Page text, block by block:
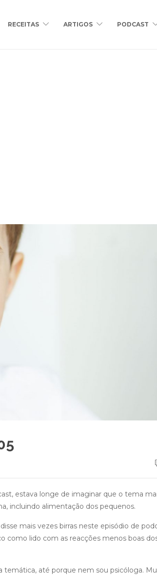
RECEITAS ARTIGOS PODCAST
estava longe de imaginar que o tema
incluindo alimentação dos pequenos.
mais vezes birras neste episódio de
como lido com as reacções menos boas
temática, até porque nem sou psicóloga.